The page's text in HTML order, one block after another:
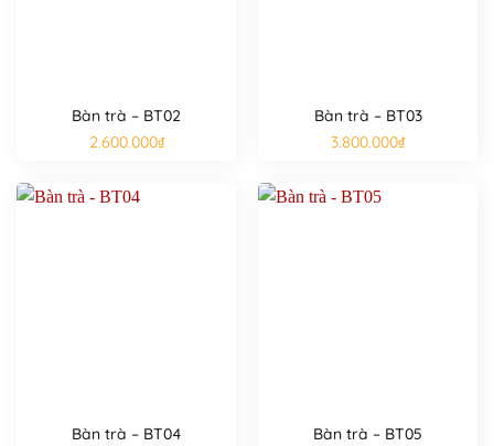
Bàn trà – BT02
2.600.000₫
Bàn trà – BT03
3.800.000₫
Bàn trà – BT04
Bàn trà – BT05